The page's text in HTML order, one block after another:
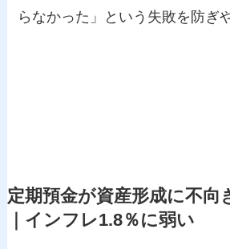
らなかった」という失敗を防ぎ
定期預金が資産形成に不向
｜インフレ1.8％に弱い